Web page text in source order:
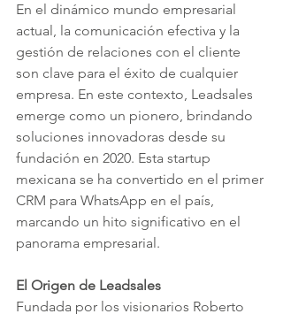
En el dinámico mundo empresarial
actual, la comunicación efectiva y la
gestión de relaciones con el cliente
son clave para el éxito de cualquier
empresa. En este contexto, Leadsales
emerge como un pionero, brindando
soluciones innovadoras desde su
fundación en 2020. Esta startup
mexicana se ha convertido en el primer
CRM para WhatsApp en el país,
marcando un hito significativo en el
panorama empresarial.
El Origen de Leadsales
Fundada por los visionarios Roberto